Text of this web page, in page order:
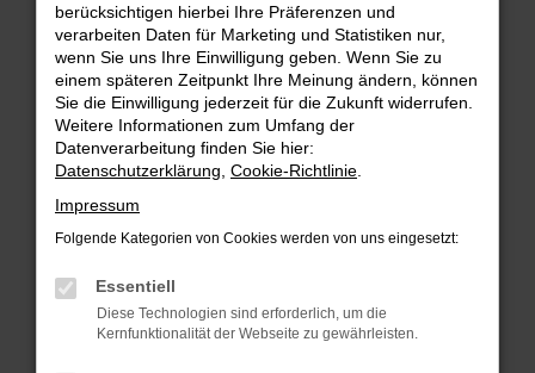
FEHLER: NETWORK ERROR
Beim Laden ist ein Fehler aufgetreten.
Hier sind ein paar Tipps, die dir helfen können:
Überprüfe deine Firewall und deine
Internetverbindung.
Laden andere Webseiten, zum Beispiel deine
Manche Erweiterungen, wie Werbeblocker,
berücksichtigen hierbei Ihre Präferenzen und
verarbeiten Daten für Marketing und Statistiken nur,
wenn Sie uns Ihre Einwilligung geben. Wenn Sie zu
einem späteren Zeitpunkt Ihre Meinung ändern, können
Sie die Einwilligung jederzeit für die Zukunft widerrufen.
Weitere Informationen zum Umfang der
Datenverarbeitung finden Sie hier:
Datenschutzerklärung Cookie-Richtlinie
Impressum
Folgende Kategorien von Cookies werden von uns eingesetzt:
Essentiell
Diese Technologien sind erforderlich, um die
Kernfunktionalität der Webseite zu gewährleisten.